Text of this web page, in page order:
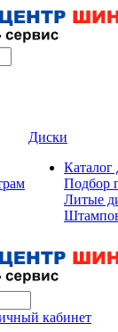
Диски
Каталог
Подбор
Литые
кабинет